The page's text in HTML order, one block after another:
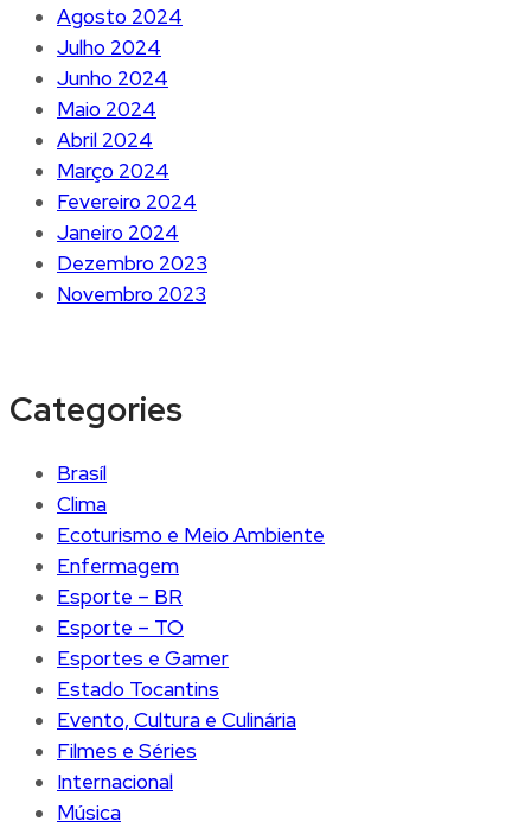
Agosto 2024
Julho 2024
Junho 2024
Maio 2024
Abril 2024
Março 2024
Fevereiro 2024
Janeiro 2024
Dezembro 2023
Novembro 2023
Categories
Brasíl
Clima
Ecoturismo e Meio Ambiente
Enfermagem
Esporte – BR
Esporte – TO
Esportes e Gamer
Estado Tocantins
Evento, Cultura e Culinária
Filmes e Séries
Internacional
Música